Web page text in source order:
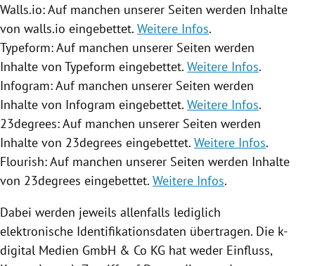
Walls.io: Auf manchen unserer Seiten werden Inhalte
von walls.io eingebettet. Weitere Infos.
Typeform: Auf manchen unserer Seiten werden
Inhalte von Typeform eingebettet. Weitere Infos.
Infogram: Auf manchen unserer Seiten werden
Inhalte von Infogram eingebettet. Weitere Infos.
23degrees: Auf manchen unserer Seiten werden
Inhalte von 23degrees eingebettet. Weitere Infos.
Flourish: Auf manchen unserer Seiten werden Inhalte
von 23degrees eingebettet. Weitere Infos.
Dabei werden jeweils allenfalls lediglich
elektronische Identifikationsdaten übertragen. Die k-
digital Medien GmbH & Co KG hat weder Einfluss,